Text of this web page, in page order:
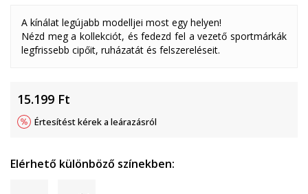
A kínálat legújabb modelljei most egy helyen!
Nézd meg a kollekciót, és fedezd fel a vezető sportmárkák
legfrissebb cipőit, ruházatát és felszereléseit.
15.199 Ft
Értesítést kérek a leárazásról
Elérhető különböző színekben: